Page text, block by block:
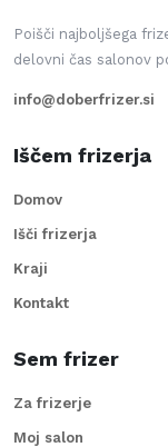
Poišči najboljšega
delovni čas salonov
info@doberfrizer.si
Iščem frizerja
Domov
Išči frizerja
Kraji
Kontakt
Sem frizer
Za frizerje
Moj salon